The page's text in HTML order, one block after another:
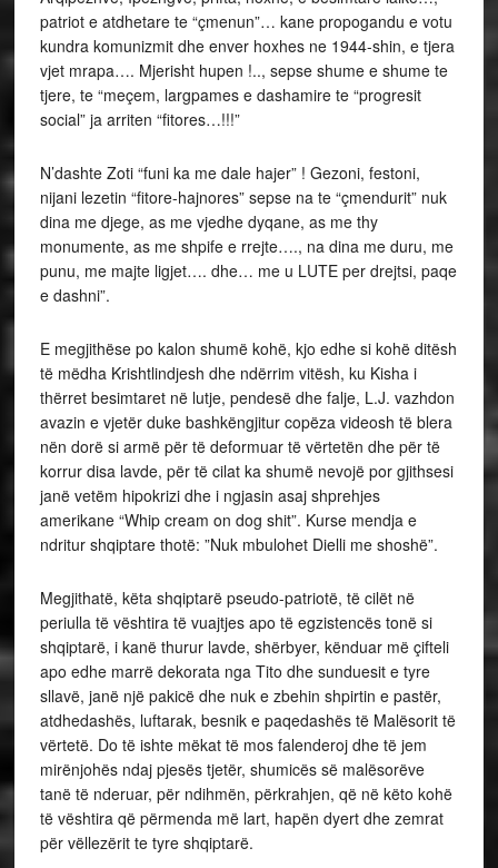
patriot e atdhetare te “çmenun”… kane propogandu e votu
kundra komunizmit dhe enver hoxhes ne 1944-shin, e tjera
vjet mrapa…. Mjerisht hupen !.., sepse shume e shume te
tjere, te “meçem, largpames e dashamire te “progresit
social” ja arriten “fitores…!!!”
N’dashte Zoti “funi ka me dale hajer” ! Gezoni, festoni,
nijani lezetin “fitore-hajnores” sepse na te “çmendurit” nuk
dina me djege, as me vjedhe dyqane, as me thy
monumente, as me shpife e rrejte…., na dina me duru, me
punu, me majte ligjet…. dhe… me u LUTE per drejtsi, paqe
e dashni”.
E megjithëse po kalon shumë kohë, kjo edhe si kohë ditësh
të mëdha Krishtlindjesh dhe ndërrim vitësh, ku Kisha i
thërret besimtaret në lutje, pendesë dhe falje, L.J. vazhdon
avazin e vjetër duke bashkëngjitur copëza videosh të blera
nën dorë si armë për të deformuar të vërtetën dhe për të
korrur disa lavde, për të cilat ka shumë nevojë por gjithsesi
janë vetëm hipokrizi dhe i ngjasin asaj shprehjes
amerikane “Whip cream on dog shit”. Kurse mendja e
ndritur shqiptare thotë: ”Nuk mbulohet Dielli me shoshë”.
Megjithatë, këta shqiptarë pseudo-patriotë, të cilët në
periulla të vështira të vuajtjes apo të egzistencës tonë si
shqiptarë, i kanë thurur lavde, shërbyer, kënduar më çifteli
apo edhe marrë dekorata nga Tito dhe sunduesit e tyre
sllavë, janë një pakicë dhe nuk e zbehin shpirtin e pastër,
atdhedashës, luftarak, besnik e paqedashës të Malësorit të
vërtetë. Do të ishte mëkat të mos falenderoj dhe të jem
mirënjohës ndaj pjesës tjetër, shumicës së malësorëve
tanë të nderuar, për ndihmën, përkrahjen, që në këto kohë
të vështira që përmenda më lart, hapën dyert dhe zemrat
për vëllezërit te tyre shqiptarë.